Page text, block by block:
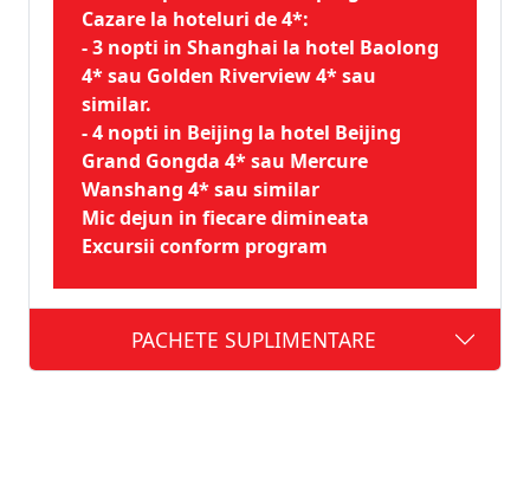
Cazare la hoteluri de 4*:
- 3 nopti in Shanghai la hotel Baolong
4* sau Golden Riverview 4* sau
similar.
- 4 nopti in Beijing la hotel Beijing
Grand Gongda 4* sau Mercure
Wanshang 4* sau similar
Mic dejun in fiecare dimineata
Excursii conform program
PACHETE SUPLIMENTARE